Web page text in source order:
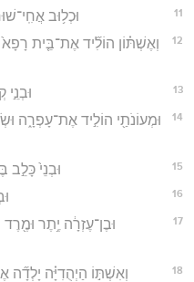
11 וּכְל֥וּב
12
וְאֶשְׁתּ֗וֹן הוֹלִ֞יד אֶת־בֵּ֤ית
13 וּבְנֵ֣י
14
וּמְעוֹנֹתַ֖י הוֹלִ֣יד אֶת־עָפְרָ֑ה
15 וּבְנֵי֙ כָּלֵ֣ב
16
17
וּבֶן־עֶזְרָ֔ה יֶ֥תֶר
18
וְאִשְׁתּ֣וֹ הַיְהֻדִיָּ֗ה יָלְדָ֞ה